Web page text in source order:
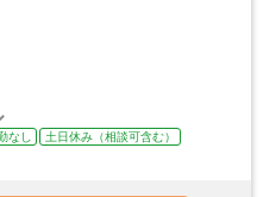
なし
土日休み（相談可含む）